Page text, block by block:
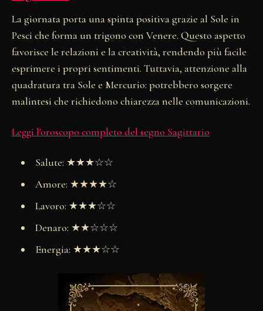
La giornata porta una spinta positiva grazie al Sole in
Pesci che forma un trigono con Venere. Questo aspetto
favorisce le relazioni e la creatività, rendendo più facile
esprimere i propri sentimenti. Tuttavia, attenzione alla
quadratura tra Sole e Mercurio: potrebbero sorgere
malintesi che richiedono chiarezza nelle comunicazioni.
Leggi l'oroscopo completo del segno Sagittario
Salute: ★★★☆☆
Amore: ★★★★☆
Lavoro: ★★★☆☆
Denaro: ★★☆☆☆
Energia: ★★★☆☆